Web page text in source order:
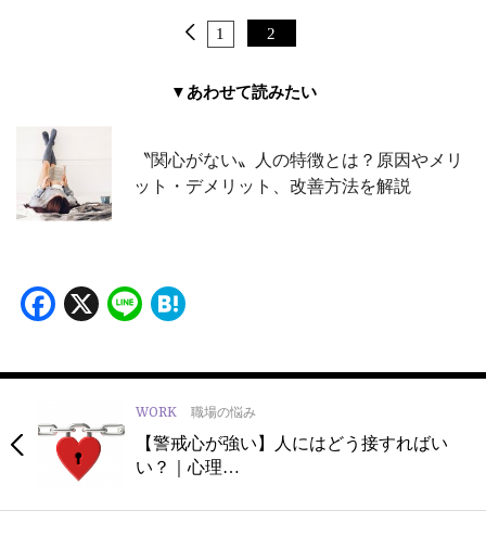
1 2
▼あわせて読みたい
〝関心がない〟人の特徴とは？原因やメリ
ット・デメリット、改善方法を解説
Facebook
X Line
WORK 職場の悩み
【警戒心が強い】人にはどう接すればい
い？｜心理…